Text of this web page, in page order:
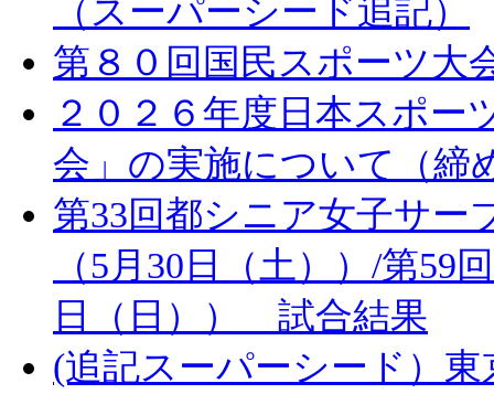
（スーパーシード追記）
第８０回国民スポーツ大
２０２６年度日本スポー
会」の実施について（締
第33回都シニア女子サー
（5月30日（土））/第59
日（日）） 試合結果
(追記スーパーシード）